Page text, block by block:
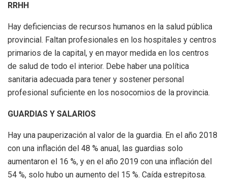
RRHH
Hay deficiencias de recursos humanos en la salud pública
provincial. Faltan profesionales en los hospitales y centros
primarios de la capital, y en mayor medida en los centros
de salud de todo el interior. Debe haber una política
sanitaria adecuada para tener y sostener personal
profesional suficiente en los nosocomios de la provincia.
GUARDIAS Y SALARIOS
Hay una pauperización al valor de la guardia. En el año 2018
con una inflación del 48 % anual, las guardias solo
aumentaron el 16 %, y en el año 2019 con una inflación del
54 %, solo hubo un aumento del 15 %. Caída estrepitosa.